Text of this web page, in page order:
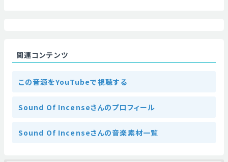
関連コンテンツ
この音源をYouTubeで視聴する
Sound Of Incenseさんのプロフィール
Sound Of Incenseさんの音楽素材一覧